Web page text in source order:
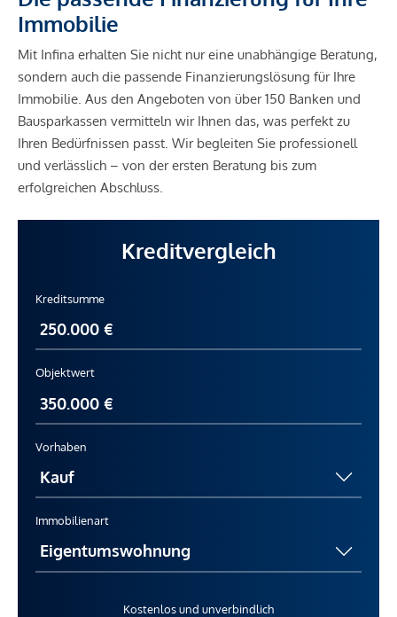
Immobilie
Mit Infina erhalten Sie nicht nur eine unabhängige Beratung,
sondern auch die passende Finanzierungslösung für Ihre
Immobilie. Aus den Angeboten von über 150 Banken und
Bausparkassen vermitteln wir Ihnen das, was perfekt zu
Ihren Bedürfnissen passt. Wir begleiten Sie professionell
und verlässlich – von der ersten Beratung bis zum
erfolgreichen Abschluss.
Kreditvergleich
Kreditsumme
Objektwert
Vorhaben
Immobilienart
Kostenlos und unverbindlich